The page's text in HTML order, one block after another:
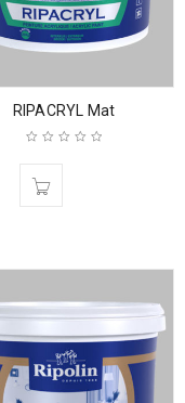
RIPACRYL Mat